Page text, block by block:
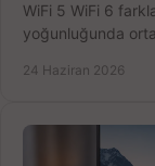
WiFi 5 WiFi 6
yoğunluğunda
24 Haziran 2026